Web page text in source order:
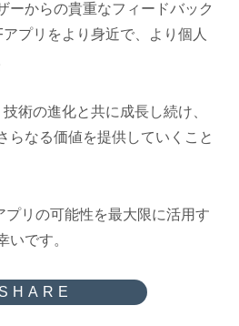
ーからの貴重なフィードバック
プリをより身近で、より個人
術の進化と共に成長し続け、
らなる価値を提供していくこと
プリの可能性を最大限に活用す
いです。